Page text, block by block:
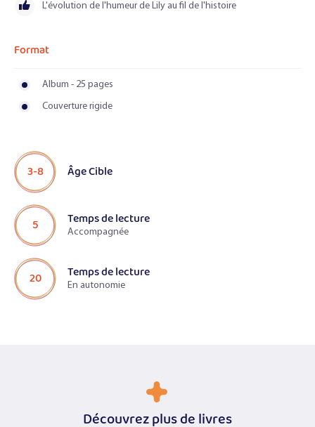
L'évolution de l'humeur de Lily au fil de l'histoire
Format
Album - 25 pages
Couverture rigide
3-8 Âge Cible
5 Temps de lecture
Accompagnée
20 Temps de lecture
En autonomie
Découvrez plus de livres